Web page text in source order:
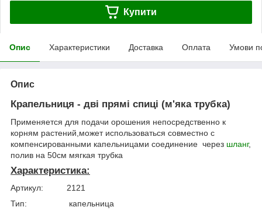
Купити
Опис Характеристики Доставка Оплата Умови
Опис
Крапельниця - дві прямі спиці (м'яка трубка)
Применяется для подачи орошения непосредственно к
корням растений,может использоваться совместно с
компенсированными капельницами соединение через шланг,
полив на 50см мягкая трубка
Характеристика:
Артикул: 2121
Тип: капельница